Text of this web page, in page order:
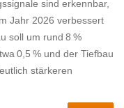
sind erkennbar,
Jahr 2026 verbessert
soll um rund 8 %
0,5 % und der Tiefbau
stärkeren